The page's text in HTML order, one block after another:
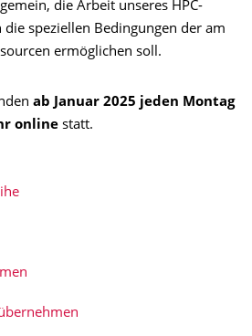
die Arbeit unseres HPC-
die speziellen Bedingungen der am
ermöglichen soll.
ab Januar 2025 jeden Montag
online statt.